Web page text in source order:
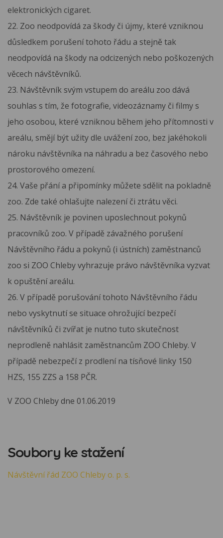
elektronických cigaret.
22. Zoo neodpovídá za škody či újmy, které vzniknou
důsledkem porušení tohoto řádu a stejně tak
neodpovídá na škody na odcizených nebo poškozených
věcech návštěvníků.
23. Návštěvník svým vstupem do areálu zoo dává
souhlas s tím, že fotografie, videozáznamy či filmy s
jeho osobou, které vzniknou během jeho přítomnosti v
areálu, smějí být užity dle uvážení zoo, bez jakéhokoli
nároku návštěvníka na náhradu a bez časového nebo
prostorového omezení.
24. Vaše přání a připomínky můžete sdělit na pokladně
zoo. Zde také ohlašujte nalezení či ztrátu věci.
25. Návštěvník je povinen uposlechnout pokynů
pracovníků zoo. V případě závažného porušení
Návštěvního řádu a pokynů (i ústních) zaměstnanců
zoo si ZOO Chleby vyhrazuje právo návštěvníka vyzvat
k opuštění areálu.
26. V případě porušování tohoto Návštěvního řádu
nebo vyskytnutí se situace ohrožující bezpečí
návštěvníků či zvířat je nutno tuto skutečnost
neprodleně nahlásit zaměstnancům ZOO Chleby. V
případě nebezpečí z prodlení na tísňové linky 150
HZS, 155 ZZS a 158 PČR.
V ZOO Chleby dne 01.06.2019
Soubory ke stažení
Návštěvní řád ZOO Chleby o. p. s.